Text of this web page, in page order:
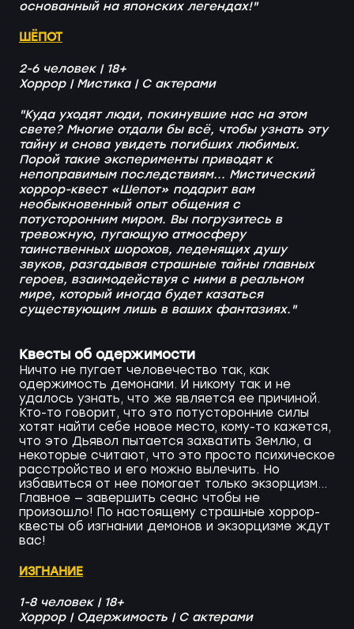
основанный на японских легендах!"
ШЁПОТ
2-6 человек | 18+
Хоррор | Мистика | С актерами
"Куда уходят люди, покинувшие нас на этом
свете? Многие отдали бы всё, чтобы узнать эту
тайну и снова увидеть погибших любимых.
Порой такие эксперименты приводят к
непоправимым последствиям... Мистический
хоррор-квест «Шепот» подарит вам
необыкновенный опыт общения с
потусторонним миром. Вы погрузитесь в
тревожную, пугающую атмосферу
таинственных шорохов, леденящих душу
звуков, разгадывая страшные тайны главных
героев, взаимодействуя с ними в реальном
мире, который иногда будет казаться
существующим лишь в ваших фантазиях."
Квесты об одержимости
Ничто не пугает человечество так, как
одержимость демонами. И никому так и не
удалось узнать, что же является ее причиной.
Кто-то говорит, что это потусторонние силы
хотят найти себе новое место, кому-то кажется,
что это Дьявол пытается захватить Землю, а
некоторые считают, что это просто психическое
расстройство и его можно вылечить. Но
избавиться от нее помогает только экзорцизм...
Главное — завершить сеанс чтобы не
произошло! По настоящему страшные хоррор-
квесты об изгнании демонов и экзорцизме ждут
вас!
ИЗГНАНИЕ
1-8 человек | 18+
Хоррор | Одержимость | С актерами